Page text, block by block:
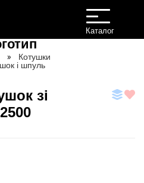
Toggle
navigation
Каталог
Котушки
і шпуль
зі